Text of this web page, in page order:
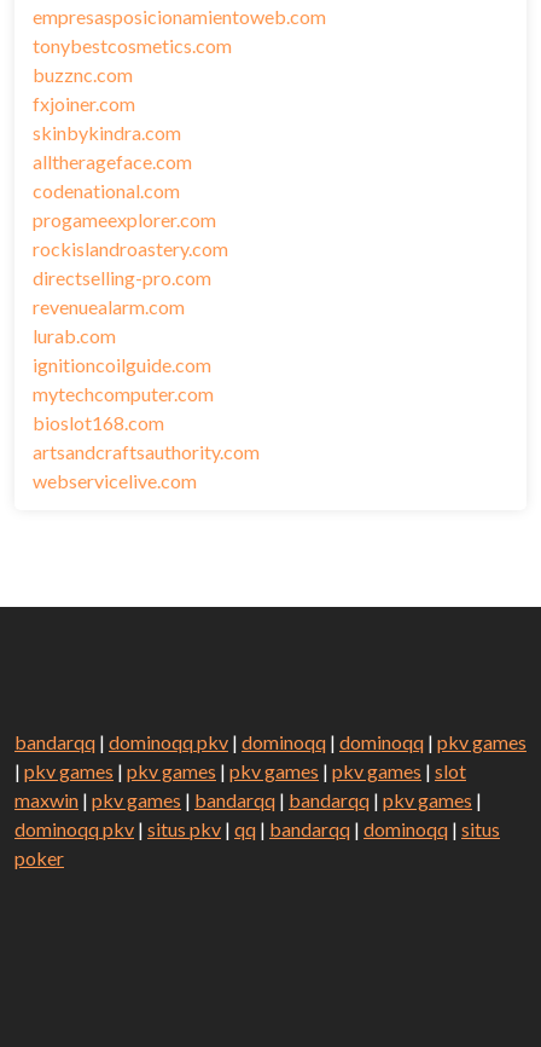
empresasposicionamientoweb.com
tonybestcosmetics.com
buzznc.com
fxjoiner.com
skinbykindra.com
alltherageface.com
codenational.com
progameexplorer.com
rockislandroastery.com
directselling-pro.com
revenuealarm.com
lurab.com
ignitioncoilguide.com
mytechcomputer.com
bioslot168.com
artsandcraftsauthority.com
webservicelive.com
bandarqq | dominoqq pkv | dominoqq | dominoqq | pkv games
| pkv games | pkv games | pkv games | pkv games | slot
maxwin | pkv games | bandarqq | bandarqq | pkv games |
dominoqq pkv | situs pkv | qq | bandarqq | dominoqq | situs
poker